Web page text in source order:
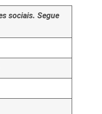
sociais. Segue